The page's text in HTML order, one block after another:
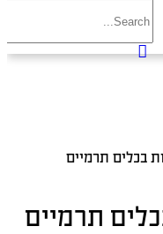
בכלים תרמיים
תרמיים